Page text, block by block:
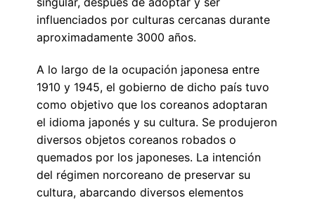
influenciados por culturas cercanas durante
aproximadamente 3000 años.
A lo largo de la ocupación japonesa entre
1910 y 1945, el gobierno de dicho país tuvo
como objetivo que los coreanos adoptaran
el idioma japonés y su cultura. Se produjeron
diversos objetos coreanos robados o
quemados por los japoneses. La intención
del régimen norcoreano de preservar su
cultura, abarcando diversos elementos